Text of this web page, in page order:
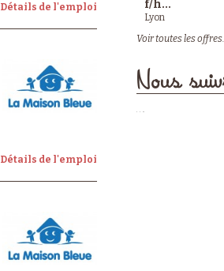
Détails de l'emploi
Détails de l'emploi
f/h...
Lyon
Voir toutes les offres...
Nous